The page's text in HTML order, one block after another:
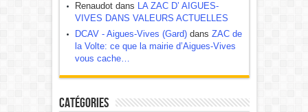
Renaudot dans LA ZAC D’ AIGUES-
VIVES DANS VALEURS ACTUELLES
DCAV - Aigues-Vives (Gard)dans ZAC de
la Volte: ce que la mairie d’Aigues-Vives
vous cache…
Catégories